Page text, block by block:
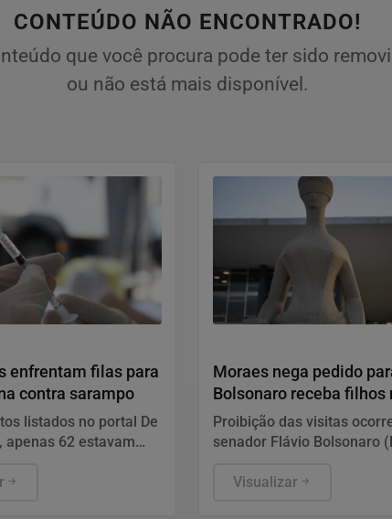
CONTEÚDO NÃO ENCONTRADO!
que você procura pode ter sido
ou não está mais disponível.
enfrentam filas para
contra sarampo
listados no portal De
apenas 62 estavam
de todos ocorre
Moraes nega pedido
Bolsonaro receba filhos
dos Pais
Proibição das visitas
senador Flávio Bolsonaro
eleições deste ano, ter
Visualizar